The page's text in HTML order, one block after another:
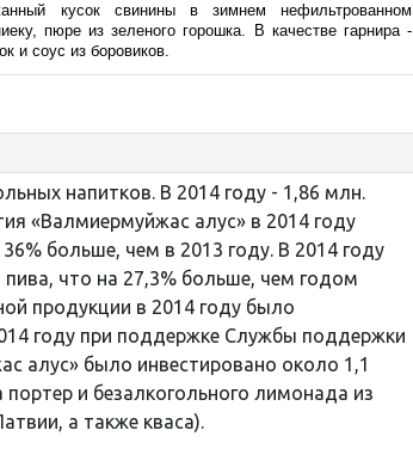
кусок свинины в зимнем нефильтрованном
пюре из зеленого горошка. В качестве гарнира -
и соус из боровиков.
напитков. В 2014 году - 1,86 млн.
«Валмиермуйжас алус» в 2014 году
больше, чем в 2013 году. В 2014 году
что на 27,3% больше, чем годом
продукции в 2014 году было
году при поддержке Службы поддержки
алус» было инвестировано около 1,1
и безалкогольного лимонада из
а также кваса).